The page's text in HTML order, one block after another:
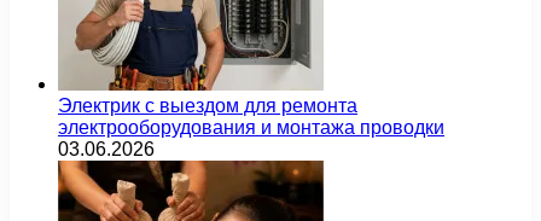
Электрик с выездом для ремонта
электрооборудования и монтажа проводки
03.06.2026